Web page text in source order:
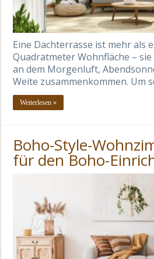
Eine Dachterrasse ist mehr als
Quadratmeter Wohnfläche –
an dem Morgenluft,
Weite zusammenkommen. Um
Weiterlesen »
Boho-Style-
für den Boho-